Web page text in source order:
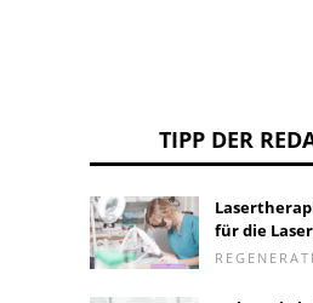
TIPP DER
für die